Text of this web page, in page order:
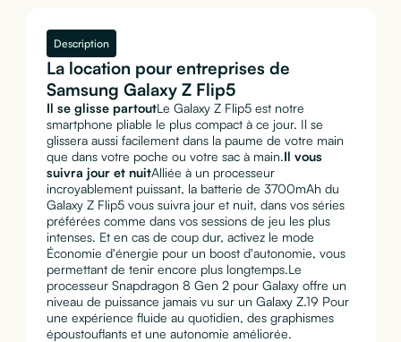
Description
La location pour entreprises de
Samsung Galaxy Z Flip5
Il se glisse partoutLe Galaxy Z Flip5 est notre
smartphone pliable le plus compact à ce jour. Il se
glissera aussi facilement dans la paume de votre main
que dans votre poche ou votre sac à main.Il vous
suivra jour et nuitAlliée à un processeur
incroyablement puissant, la batterie de 3700mAh du
Galaxy Z Flip5 vous suivra jour et nuit, dans vos séries
préférées comme dans vos sessions de jeu les plus
intenses. Et en cas de coup dur, activez le mode
Économie d'énergie pour un boost d'autonomie, vous
permettant de tenir encore plus longtemps.Le
processeur Snapdragon 8 Gen 2 pour Galaxy offre un
niveau de puissance jamais vu sur un Galaxy Z.19 Pour
une expérience fluide au quotidien, des graphismes
époustouflants et une autonomie améliorée.